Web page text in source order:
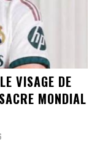
VISAGE DE
MONDIAL